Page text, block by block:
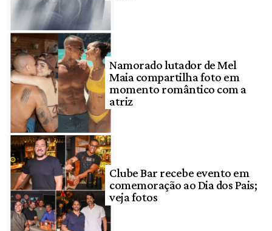
Namorado lutador de Mel
Maia compartilha foto em
momento romântico com a
atriz
Clube Bar recebe evento em
comemoração ao Dia dos Pais;
veja fotos